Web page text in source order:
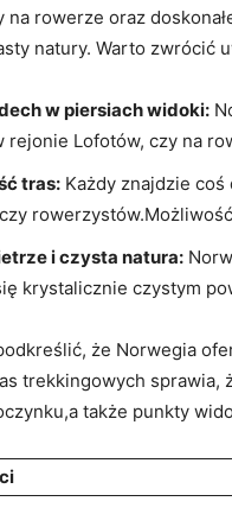
na‌ rowerze oraz
natury. ⁤Warto zwrócić
w‍ piersiach widoki:
rejonie ‍Lofotów,​ czy na
tras: Każdy znajdzie
i⁤ czysta ​natura:
krystalicznie czystym
że Norwegia
trekkingowych sprawia,
także punkty